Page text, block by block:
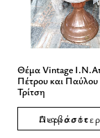
Θέμα Vintage
Πέτρου και
Τρίτση
Διαβάστε